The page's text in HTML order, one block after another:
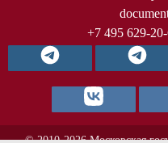
+7 495 629-
© 2010-2026 Московская